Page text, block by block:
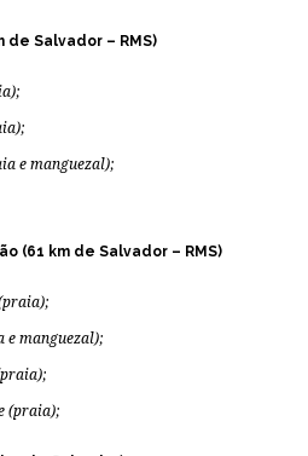
de Salvador – RMS)
e manguezal);
(61 km de Salvador – RMS)
e manguezal);
(praia);